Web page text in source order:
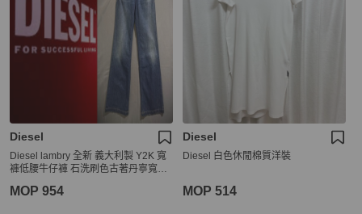
Diesel
Diesel lambry 全新 義大利製 Y2K 寬
褲低腰牛仔褲 石洗刷色古著丹寧寬褲
MOP 954
Diesel
Diesel 白色休閒棉質洋裝
MOP 514